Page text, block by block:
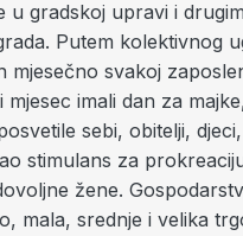
u gradskoj upravi i
Putem kolektivnog
mjesečno svakoj
mjesec imali dan za
sebi, obitelji,
stimulans za
žene.
mala, srednje i velika